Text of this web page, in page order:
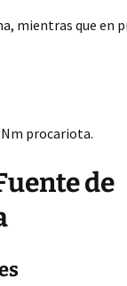
mientras que en
procariota.
de